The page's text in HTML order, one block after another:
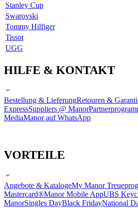
Stanley Cup
Swarovski
Tommy Hilfiger
Tissot
UGG
HILFE & KONTAKT
Bestellung & LieferungRetouren &
ExpressSuppliers @ Manor
MediaManor auf WhatsApp
VORTEILE
Angebote & KatalogeMy Manor
Mastercard®Manor Mobile AppUBS
ManorSingles DayBlack FridayNational